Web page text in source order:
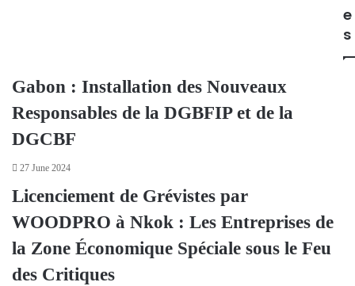
e
s
Gabon : Installation des Nouveaux
Responsables de la DGBFIP et de la
DGCBF
27 June 2024
Licenciement de Grévistes par
WOODPRO à Nkok : Les Entreprises de
la Zone Économique Spéciale sous le Feu
des Critiques